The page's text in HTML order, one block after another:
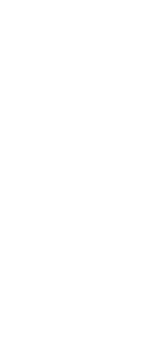
COVIM